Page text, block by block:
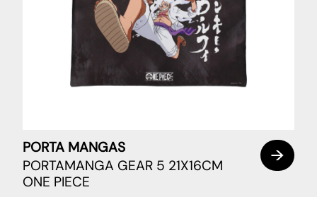
PORTA MANGAS
PORTAMANGA GEAR 5 21X16CM
ONE PIECE